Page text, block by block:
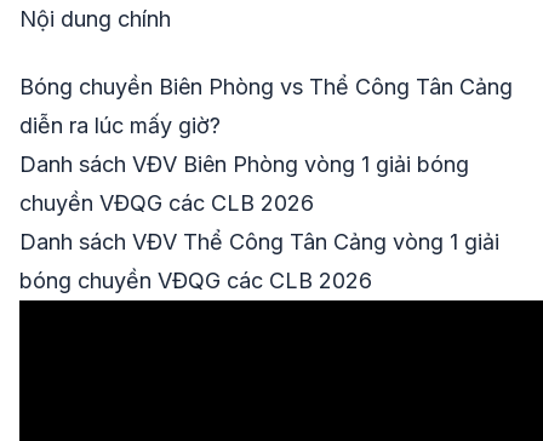
Nội dung chính
Bóng chuyền Biên Phòng vs Thể Công Tân Cảng
diễn ra lúc mấy giờ?
Danh sách VĐV Biên Phòng vòng 1 giải bóng
chuyền VĐQG các CLB 2026
Danh sách VĐV Thể Công Tân Cảng vòng 1 giải
bóng chuyền VĐQG các CLB 2026